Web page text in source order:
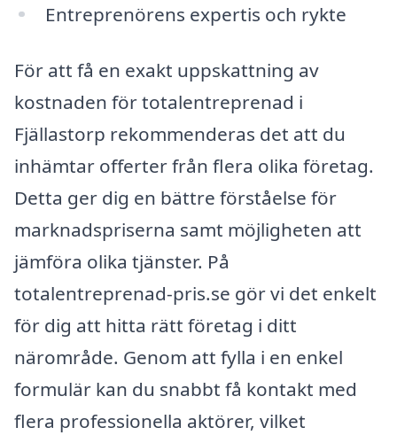
Entreprenörens expertis och rykte
För att få en exakt uppskattning av
kostnaden för totalentreprenad i
Fjällastorp rekommenderas det att du
inhämtar offerter från flera olika företag.
Detta ger dig en bättre förståelse för
marknadspriserna samt möjligheten att
jämföra olika tjänster. På
totalentreprenad-pris.se gör vi det enkelt
för dig att hitta rätt företag i ditt
närområde. Genom att fylla i en enkel
formulär kan du snabbt få kontakt med
flera professionella aktörer, vilket